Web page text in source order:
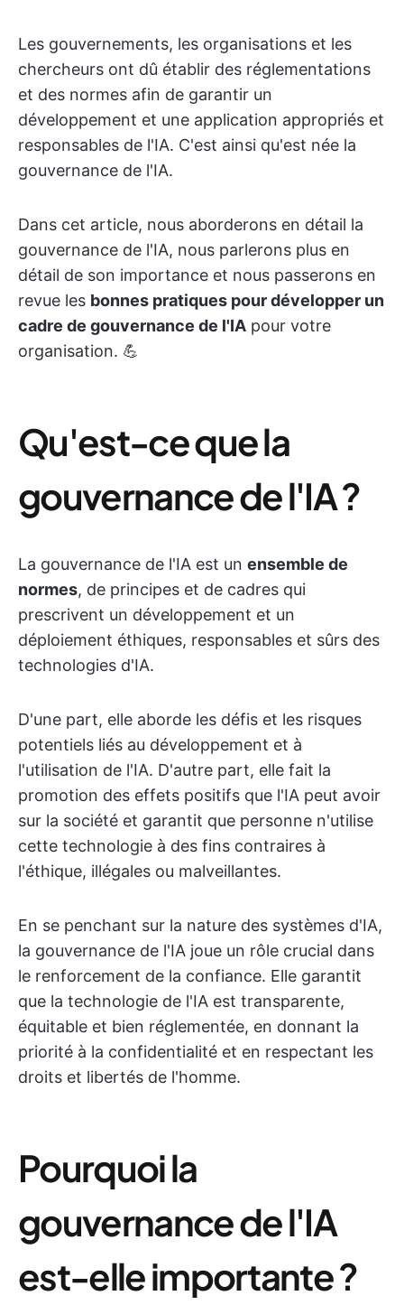
Les gouvernements, les organisations et les
chercheurs ont dû établir des réglementations
et des normes afin de garantir un
développement et une application appropriés et
responsables de l'IA. C'est ainsi qu'est née la
gouvernance de l'IA.
Dans cet article, nous aborderons en détail la
gouvernance de l'IA, nous parlerons plus en
détail de son importance et nous passerons en
revue les bonnes pratiques pour développer un
cadre de gouvernance de l'IA pour votre
organisation. 💪
Qu'est-ce que la
gouvernance de l'IA ?
La gouvernance de l'IA est un ensemble de
normes, de principes et de cadres qui
prescrivent un développement et un
déploiement éthiques, responsables et sûrs des
technologies d'IA.
D'une part, elle aborde les défis et les risques
potentiels liés au développement et à
l'utilisation de l'IA. D'autre part, elle fait la
promotion des effets positifs que l'IA peut avoir
sur la société et garantit que personne n'utilise
cette technologie à des fins contraires à
l'éthique, illégales ou malveillantes.
En se penchant sur la nature des systèmes d'IA,
la gouvernance de l'IA joue un rôle crucial dans
le renforcement de la confiance. Elle garantit
que la technologie de l'IA est transparente,
équitable et bien réglementée, en donnant la
priorité à la confidentialité et en respectant les
droits et libertés de l'homme.
Pourquoi la
gouvernance de l'IA
est-elle importante ?